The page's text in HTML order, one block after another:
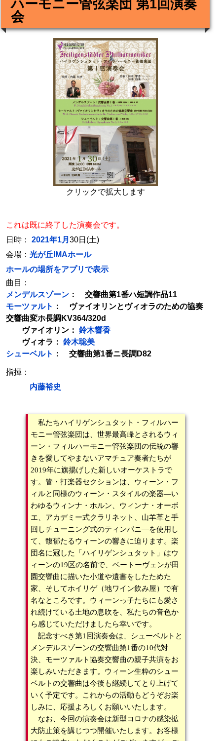
ハーモニー管弦楽団 第1回演奏
会
クリックで拡大します
これは既に終了した演奏会です。
日時： 2021年1月 30日(土)
会場： 光が丘IMAホール
ホールの場所をアプリで表示
曲目：
メンデルスゾーン ： 交響曲第1番ハ短調作品11
モーツァルト ： ヴァイオリンとヴィオラのための協奏
交響曲変ホ長調KV364/320d
ヴァイオリン： 鈴木響香
ヴィオラ： 鈴木聡美
シューベルト ： 交響曲第1番ニ長調D82
指揮：
内藤裕史
私たちハイリゲンシュタット・フィルハー
モニー管弦楽団は、世界最高峰とされるウィ
ーン・フィルハーモニー管弦楽団の伝統の響
きを愛してやまないアマチュア奏者たちが
2019年に旗揚げした新しいオーケストラで
す。管・打楽器セクションは、ウィーン・フ
ィルと同様のウィーン・スタイルの楽器―い
わゆるウィンナ・ホルン、ウィンナ・オーボ
エ、アカデミー式クラリネット、山羊革と手
回しチューニング式のティンパニ―を使用し
て、馥郁たるウィーンの響きに迫ります。楽
団名に冠した「ハイリゲンシュタット」はウ
ィーンの19区の名前で、ベートーヴェンが田
園交響曲に描いた小道や遺書をしたためた
家、そしてホイリゲ（地ワイン飲み屋）で有
名なところです。ウィーンっ子たちにも愛さ
れ続けている土地の息吹を、私たちの音色か
ら感じていただけましたら幸いです。
記念すべき第1回演奏会は、シューベルトと
メンデルスゾーンの交響曲第1番の10代対
決、モーツァルト協奏交響曲の親子共演をお
楽しみいただきます。ウィーン生粋のシュー
ベルトの交響曲は今後も継続してとり上げて
いく予定です。これからの活動もどうぞお楽
しみに、応援よろしくお願いいたします。
なお、今回の演奏会は新型コロナの感染拡
大防止策を講じつつ開催いたします。お客様